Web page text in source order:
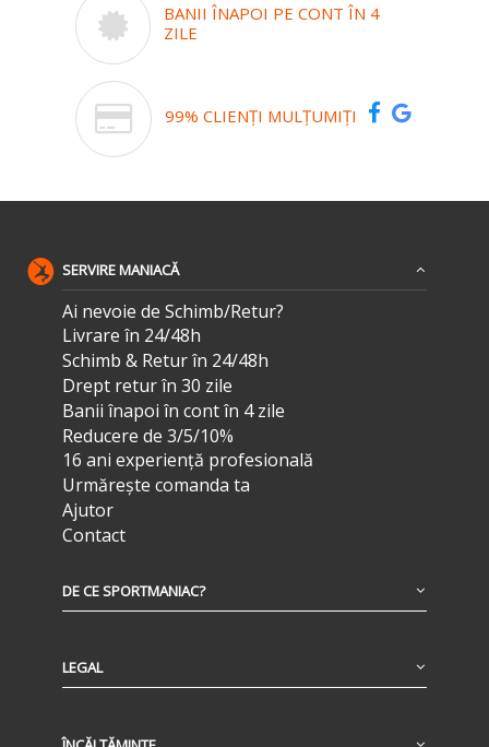
BANII ÎNAPOI PE CONT ÎN 4
ZILE
99% CLIENȚI MULȚUMIȚI
SERVIRE MANIACĂ
Ai nevoie de Schimb/Retur?
Livrare în 24/48h
Schimb & Retur în 24/48h
Drept retur în 30 zile
Banii înapoi în cont în 4 zile
Reducere de 3/5/10%
16 ani experiență profesională
Urmărește comanda ta
Ajutor
Contact
DE CE SPORTMANIAC?
LEGAL